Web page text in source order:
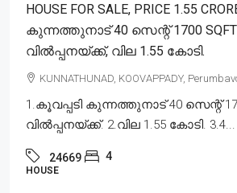
HOUSE FOR SALE, PRICE 1.55
കുന്നത്തുനാട് 40 സെന്റ് 1700 SQFT
വിൽപ്പനയ്ക്ക്, വില 1.55 കോടി.
KUNNATHUNAD, KOOVAPPADY,
1.കൂവപ്പടി കുന്നത്തുനാട് 40 സെന്റ്
വിൽപ്പനയ്ക്ക്. 2.വില 1.55 കോടി. 3.4...
24669 4
HOUSE